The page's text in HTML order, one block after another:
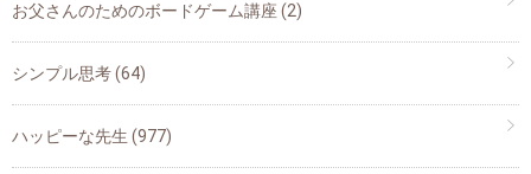
お父さんのためのボードゲーム講座 (2)
シンプル思考(64)
ハッピーな先生 (977)